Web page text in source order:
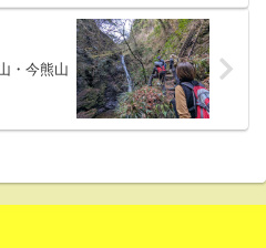
・今熊山